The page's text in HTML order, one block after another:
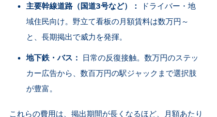
主要幹線道路（国道3号など）：
ドライバー・地
域住民向け。野立て看板の月額賃料は数万円～
と、長期掲出で威力を発揮。
地下鉄・バス： 日常の反復接触。数万円のステッ
カー広告から、数百万円の駅ジャックまで選択肢
が豊富。
これらの費用は、掲出期間が長くなるほど、月額あたり